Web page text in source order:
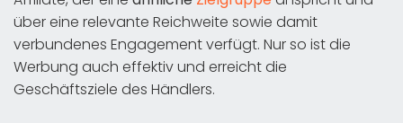
über eine relevante Reichweite sowie damit
verbundenes Engagement verfügt. Nur so ist die
Werbung auch effektiv und erreicht die
Geschäftsziele des Händlers.